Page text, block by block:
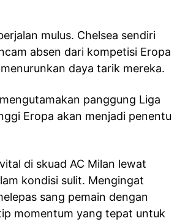
mulus. Chelsea sendiri
absen dari kompetisi Eropa
daya tarik mereka.
panggung Liga
Eropa akan menjadi penentu
di skuad AC Milan lewat
kondisi sulit. Mengingat
sang pemain dengan
momentum yang tepat untuk